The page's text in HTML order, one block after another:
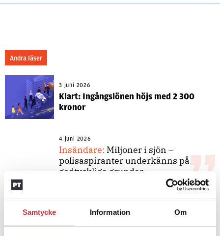
Samtycke Information Om
Andra läser
3 juni 2026
Klart: Ingångslönen höjs med 2 300
kronor
4 juni 2026
Insändare: Miljoner i sjön –
polisaspiranter underkänns på
godtyckliga grunder
– nu ska han lära sig grunderna